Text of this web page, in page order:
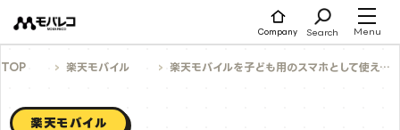
ツ
ス
Company Search Menu
TOP 楽天モバイル 楽天モバイルを子ども用のスマホとして使える？ 安心機能や未成年の契約についてを徹底解説
楽天モバイル